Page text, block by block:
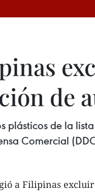
de
plásticos de la
Comercial
a Filipinas